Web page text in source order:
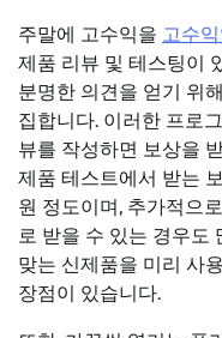
주말에 고수익을 고수
제품 리뷰 및 테스팅이
분명한 의견을 얻기 위
집합니다. 이러한 프로
뷰를 작성하면 보상을
제품 테스트에서 받는
원 정도이며, 추가적으
로 받을 수 있는 경우도
맞는 신제품을 미리 사
장점이 있습니다.